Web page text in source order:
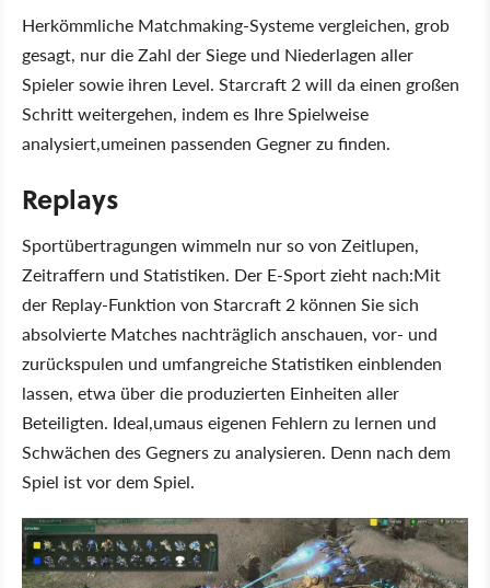
Herkömmliche Matchmaking-Systeme vergleichen, grob
gesagt, nur die Zahl der Siege und Niederlagen aller
Spieler sowie ihren Level. Starcraft 2 will da einen großen
Schritt weitergehen, indem es Ihre Spielweise
analysiert,umeinen passenden Gegner zu finden.
Replays
Sportübertragungen wimmeln nur so von Zeitlupen,
Zeitraffern und Statistiken. Der E-Sport zieht nach:Mit
der Replay-Funktion von Starcraft 2 können Sie sich
absolvierte Matches nachträglich anschauen, vor- und
zurückspulen und umfangreiche Statistiken einblenden
lassen, etwa über die produzierten Einheiten aller
Beteiligten. Ideal,umaus eigenen Fehlern zu lernen und
Schwächen des Gegners zu analysieren. Denn nach dem
Spiel ist vor dem Spiel.